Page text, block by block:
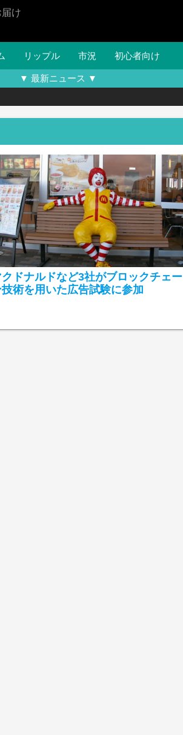
け
リップル 市況 初心者向け
▼ 最新ニュース ▼
クドナルドなど3社がブロックチェー
技術を用いた広告試験に参加